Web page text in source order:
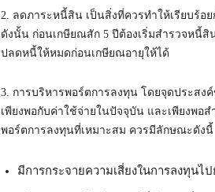
2. ลดภาระหนี้สิน เป็นสิ่งที่ควรทำให้เรียบร้อ
ดังนั้น ก่อนเกษียณสัก 5 ปีต้องเริ่มสำรวจหนี้
ปลดหนี้ให้หมดก่อนเกษียณอายุให้ได้
3. การบริหารพอร์ตการลงทุน โดยจุดประสง
เพียงพอกับค่าใช้จ่ายในปัจจุบัน และเพียงพอ
พอร์ตการลงทุนที่เหมาะสม ควรมีลักษณะดังนี้
มีการกระจายความเสี่ยงในการลงทุนไ